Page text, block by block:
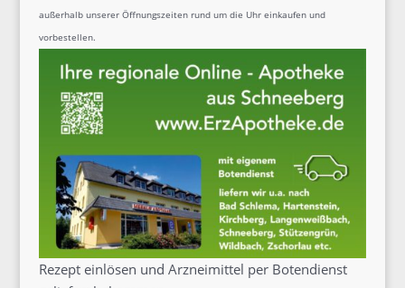
außerhalb unserer Öffnungszeiten rund um die Uhr einkaufen und
vorbestellen.
Rezept einlösen und Arzneimittel per Botendienst